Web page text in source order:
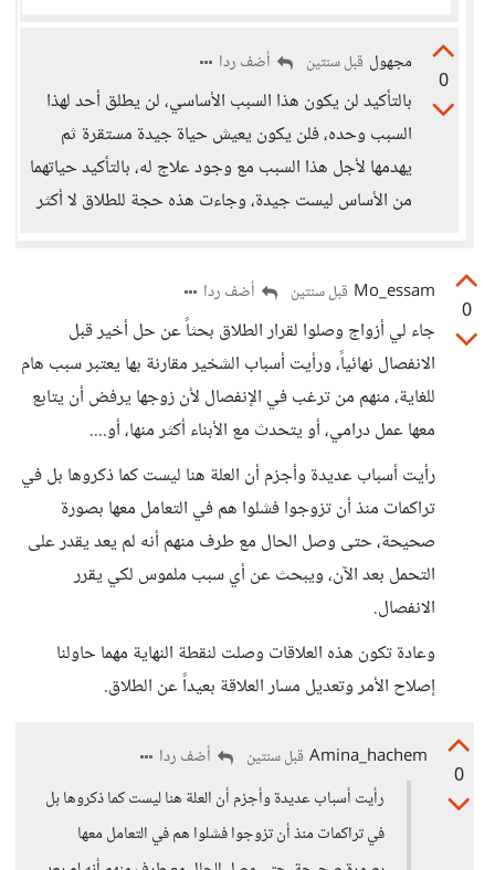
0
مجهول قبل سنتين أضف ردا
بالتأكيد لن يكون هذا السبب الأساسي، لن يطلق أحد لهذا
السبب وحده، فلن يكون يعيش حياة جيدة مستقرة ثم
يهدمها لأجل هذا السبب مع وجود علاج له، بالتأكيد حياتهما
من الأساس ليست جيدة، وجاءت هذه حجة للطلاق لا أكثر
0
Mo_essam قبل سنتين أضف ردا
جاء لي أزواج وصلوا لقرار الطلاق بحثاً عن حل أخير قبل
الانفصال نهائياً، ورأيت أسباب الشخير مقارنة بها يعتبر سبب هام
للغاية، منهم من ترغب في الإنفصال لأن زوجها يرفض أن يتابع
معها عمل درامي، أو يتحدث مع الأبناء أكثر منها، أو....
رأيت أسباب عديدة وأجزم أن العلة هنا ليست كما ذكروها بل في
تراكمات منذ أن تزوجوا فشلوا هم في التعامل معها بصورة
صحيحة، حتى وصل الحال مع طرف منهم أنه لم يعد يقدر على
التحمل بعد الآن، ويبحث عن أي سبب ملموس لكي يقرر
الانفصال.
وعادة تكون هذه العلاقات وصلت لنقطة النهاية مهما حاولنا
إصلاح الأمر وتعديل مسار العلاقة بعيداً عن الطلاق.
0
Amina_hachem قبل سنتين
أضف ردا
رأيت أسباب عديدة وأجزم أن العلة هنا ليست كما ذكروها بل
في تراكمات منذ أن تزوجوا فشلوا هم في التعامل معها